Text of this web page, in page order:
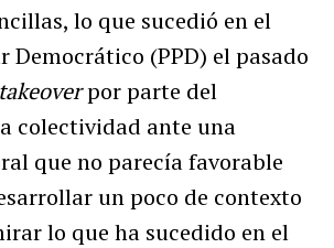
lo que sucedió en el
Democrático (PPD) el pasado
takeoverpor parte del
colectividad ante una
que no parecía favorable
un poco de contexto
lo que ha sucedido en el